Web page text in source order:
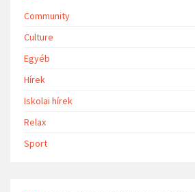
Community
Culture
Egyéb
Hírek
Iskolai hírek
Relax
Sport